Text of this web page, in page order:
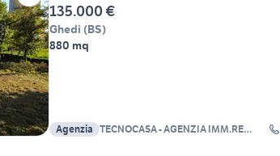
135.000 €
Ghedi (BS)
880 mq
Agenzia TECNOCASA - AGENZIA IMM.RE